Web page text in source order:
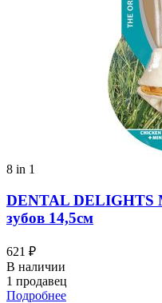
8 in 1
DENTAL DELIGHTS
зубов 14,5см
621 ₽
В наличии
1 продавец
Подробнее